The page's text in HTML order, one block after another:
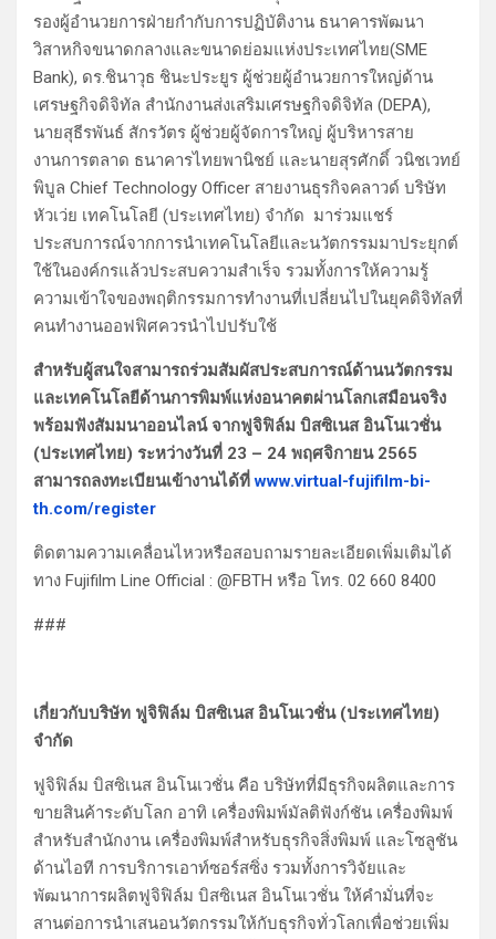
รองผู้อำนวยการฝ่ายกำกับการปฏิบัติงาน ธนาคารพัฒนา
วิสาหกิจขนาดกลางและขนาดย่อมแห่งประเทศไทย(SME
Bank), ดร.ชินาวุธ ชินะประยูร ผู้ช่วยผู้อำนวยการใหญ่ด้าน
เศรษฐกิจดิจิทัล สำนักงานส่งเสริมเศรษฐกิจดิจิทัล (DEPA),
นายสุธีรพันธ์ สักรวัตร ผู้ช่วยผู้จัดการใหญ่ ผู้บริหารสาย
งานการตลาด ธนาคารไทยพานิชย์ และนายสุรศักดิ์ วนิชเวทย์
พิบูล Chief Technology Officer สายงานธุรกิจคลาวด์ บริษัท
หัวเว่ย เทคโนโลยี (ประเทศไทย) จำกัด มาร่วมแชร์
ประสบการณ์จากการนำเทคโนโลยีและนวัตกรรมมาประยุกต์
ใช้ในองค์กรแล้วประสบความสำเร็จ รวมทั้งการให้ความรู้
ความเข้าใจของพฤติกรรมการทำงานที่เปลี่ยนไปในยุคดิจิทัลที่
คนทำงานออฟฟิศควรนำไปปรับใช้
สำหรับผู้สนใจสามารถร่วมสัมผัสประสบการณ์ด้านนวัตกรรม
และเทคโนโลยีด้านการพิมพ์แห่งอนาคตผ่านโลกเสมือนจริง
พร้อมฟังสัมมนาออนไลน์ จากฟูจิฟิล์ม บิสซิเนส อินโนเวชั่น
(ประเทศไทย) ระหว่างวันที่ 23 – 24 พฤศจิกายน 2565
สามารถลงทะเบียนเข้างานได้ที่www.virtual-fujifilm-bi-
th.com/register
ติดตามความเคลื่อนไหวหรือสอบถามรายละเอียดเพิ่มเติมได้
ทาง Fujifilm Line Official : @FBTH หรือ โทร. 02 660 8400
###
เกี่ยวกับบริษัท ฟูจิฟิล์ม บิสซิเนส อินโนเวชั่น (ประเทศไทย)
จำกัด
ฟูจิฟิล์ม บิสซิเนส อินโนเวชั่น คือ บริษัทที่มีธุรกิจผลิตและการ
ขายสินค้าระดับโลก อาทิ เครื่องพิมพ์มัลติฟังก์ชัน เครื่องพิมพ์
สำหรับสำนักงาน เครื่องพิมพ์สำหรับธุรกิจสิ่งพิมพ์ และโซลูชัน
ด้านไอที การบริการเอาท์ซอร์สซิ่ง รวมทั้งการวิจัยและ
พัฒนาการผลิตฟูจิฟิล์ม บิสซิเนส อินโนเวชั่น ให้คำมั่นที่จะ
สานต่อการนำเสนอนวัตกรรมให้กับธุรกิจทั่วโลกเพื่อช่วยเพิ่ม